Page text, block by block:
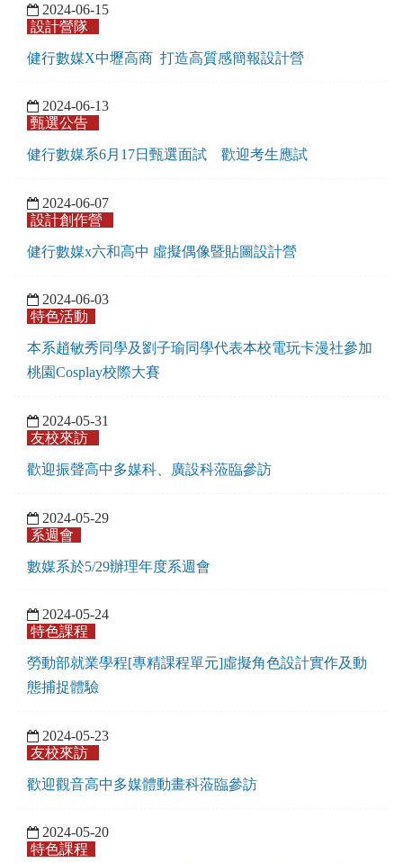
2024-06-15
設計營隊
健行數媒X中壢高商 打造高質感簡報設計營
2024-06-13
甄選公告
健行數媒系6月17日甄選面試 歡迎考生應試
2024-06-07
設計創作營
健行數媒x六和高中 虛擬偶像暨貼圖設計營
2024-06-03
特色活動
本系趙敏秀同學及劉子瑜同學代表本校電玩卡漫社參加
桃園Cosplay校際大賽
2024-05-31
友校來訪
歡迎振聲高中多媒科、廣設科蒞臨參訪
2024-05-29
系週會
數媒系於5/29辦理年度系週會
2024-05-24
特色課程
勞動部就業學程[專精課程單元]虛擬角色設計實作及動
態捕捉體驗
2024-05-23
友校來訪
歡迎觀音高中多媒體動畫科蒞臨參訪
2024-05-20
特色課程